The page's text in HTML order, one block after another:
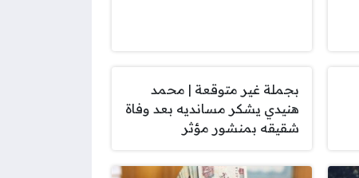
بجملة غير متوقعة | محمد
هنيدي يشكر مسانديه بعد وفاة
شقيقه بمنشور مؤثر